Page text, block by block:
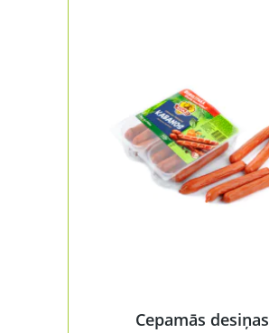
Cepamās desiņas